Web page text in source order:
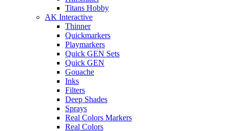
Titans Hobby
AK Interactive
Thinner
Quickmarkers
Playmarkers
Quick GEN Sets
Quick GEN
Gouache
Inks
Filters
Deep Shades
Sprays
Real Colors Markers
Real Colors